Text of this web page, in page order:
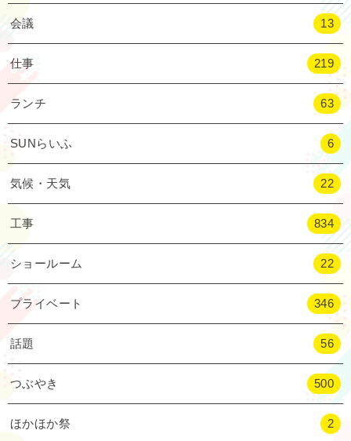
会議 13
仕事 219
ランチ 63
SUNらいふ 6
気候・天気 22
工事 834
ショールーム 22
プライベート 346
話題 56
つぶやき 500
ほかほか祭 2